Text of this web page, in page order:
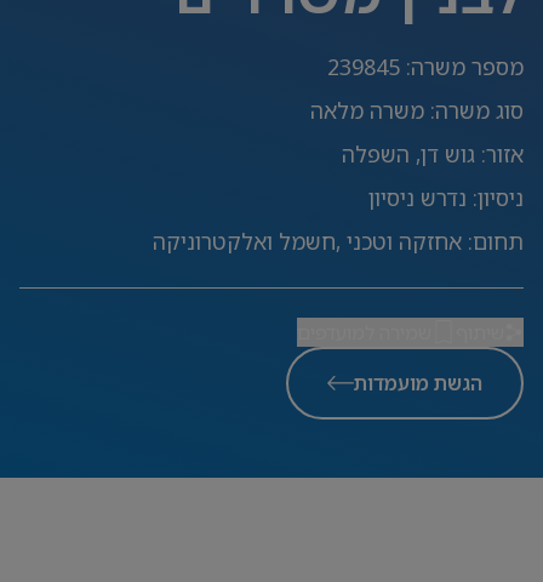
מספר משרה:
239845
סוג משרה: משרה מלאה
אזור: גוש דן, השפלה
ניסיון: נדרש ניסיון
תחום: אחזקה וטכני ,חשמל ואלקטרוניקה
הגשת מועמדות